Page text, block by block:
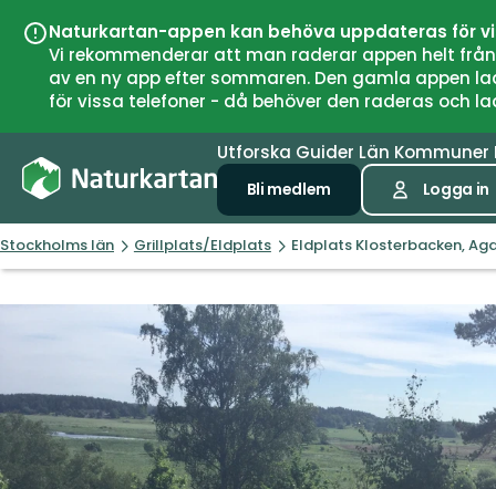
Naturkartan-appen kan behöva uppdateras för
Vi rekommenderar att man raderar appen helt
av en ny app efter sommaren. Den gamla
för vissa telefoner - då behöver den raderas och
Utforska Guider Län Kommuner
Bli medlem Logga in
Stockholms län Grillplats/Eldplats Eldplats Klosterbacken,